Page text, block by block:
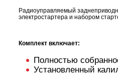
Зарядные устройства и
Двигатели
Технические жидкости
Радиоуправляемый
электростартера и набором
Комплект включает:
Полностью
Установленный